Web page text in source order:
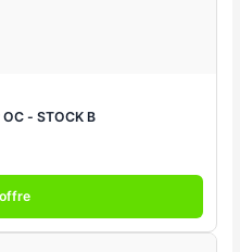
- STOCK B